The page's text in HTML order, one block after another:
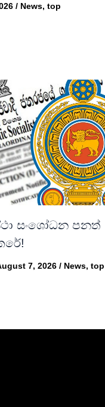
/ News, top
සංශෝධන පනත්
7, 2026 / News, top